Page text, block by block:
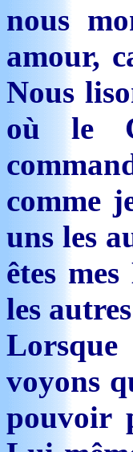
nous
amour,
Nous
où le
comme
uns les
êtes
les
Lorsque
voyons
pouvoir